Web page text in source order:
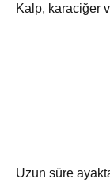
Kalp, karaciğer
Uzun süre